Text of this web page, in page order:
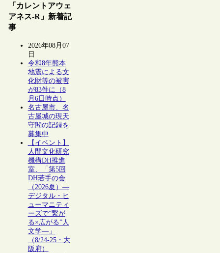
「カレントアウェ
アネス-R」新着記
事
2026年08月07
日
令和8年熊本
地震による文
化財等の被害
が83件に（8
月6日時点）
名古屋市、名
古屋城の現天
守閣の記録を
募集中
【イベント】
人間文化研究
機構DH推進
室、「第5回
DH若手の会
（2026夏）―
デジタル・ヒ
ューマニティ
ーズで“繋が
る×広がる”人
文学―」
（8/24-25・大
阪府）